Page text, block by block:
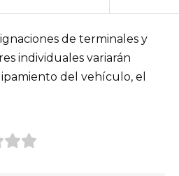
de terminales y
individuales variarán
del vehículo, el